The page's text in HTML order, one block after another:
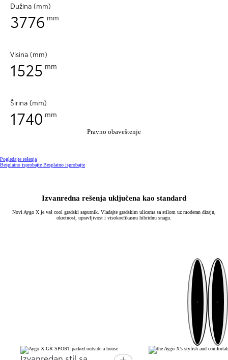
Dužina (mm)
3776 mm
Visina (mm)
1525 mm
Širina (mm)
1740 mm
Pravno obaveštenje
Pogledajte rešenja
Besplatno isprobajte Besplatno isprobajte
Izvanredna rešenja uključena kao standard
Novi Aygo X je vaš cool gradski saputnik. Vladajte gradskim ulicama sa stilom uz moderan dizajn,
okretnost, upravljivost i visokoefikasnu hibridnu snagu.
Prethodno
Sledeće
Izvanredan stil sa